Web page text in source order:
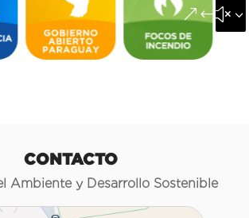
CONTACTO
Ambiente y Desarrollo Sostenible